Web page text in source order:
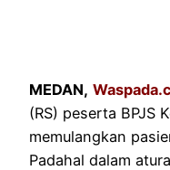
MEDAN,
(RS) peserta BPJS
memulangkan
Padahal dalam